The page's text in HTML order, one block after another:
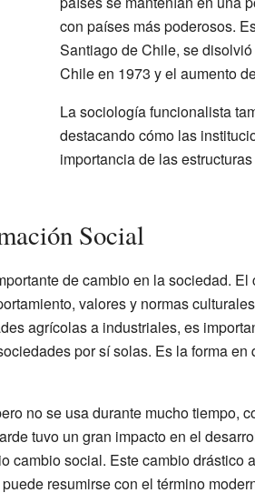
con países más poderosos.
Santiago de Chile, se
Chile en 1973 y el aumento
La sociología funcionalista
destacando cómo las
importancia de las
Social
de cambio en la sociedad.
valores y normas
agrícolas a industriales, es
por sí solas. Es la forma
no se usa durante mucho tiempo,
tuvo un gran impacto en el
cambio social. Este cambio drástico
resumirse con el término